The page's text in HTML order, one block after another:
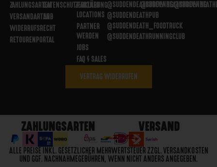
ZAHLUNGSARTEN
VERSANDARTEN
WIDERRUFSRECHT
RETOURENPORTAL
DATENSCHUTZERKLÄRUNG
AGB
PARTNER
LOCATIONS
PARTNER
WERDEN
JOBS
FAQ / SALES
@SUDDENDEATHBREWING
@SUDDENDEATHPUB
@SUDDENDEATH_FOODTRUCK
@SUDDENDEATHRUNNINGCLUB
@SUDDENDEATHBREWING
VERTRAG WIDERRUFEN
ZAHLUNGSARTEN VERSAND
ALLE PREISE INKL. GESETZLICHER MEHRWERTSTEUER ZZGL. VERSANDKOSTEN
UND GGF. NACHNAHMEGEBÜHREN, WENN NICHT ANDERS ANGEGEBEN.